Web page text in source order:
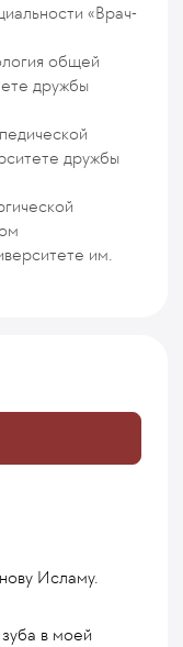
«Врач-
общей
дружбы
дружбы
им.
Исламу.
в моей